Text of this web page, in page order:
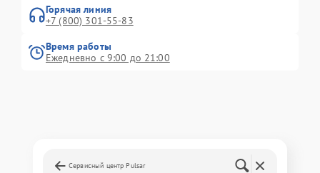
Горячая линия
+7 (800) 301-55-83
Время работы
Ежедневно с 9:00 до 21:00
Сервисный центр Pulsar